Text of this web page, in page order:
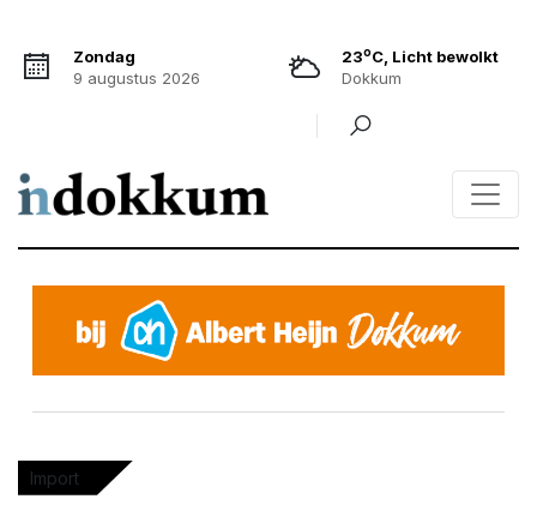
Zondag
9 augustus 2026
23oC, Licht bewolkt
Dokkum
Import